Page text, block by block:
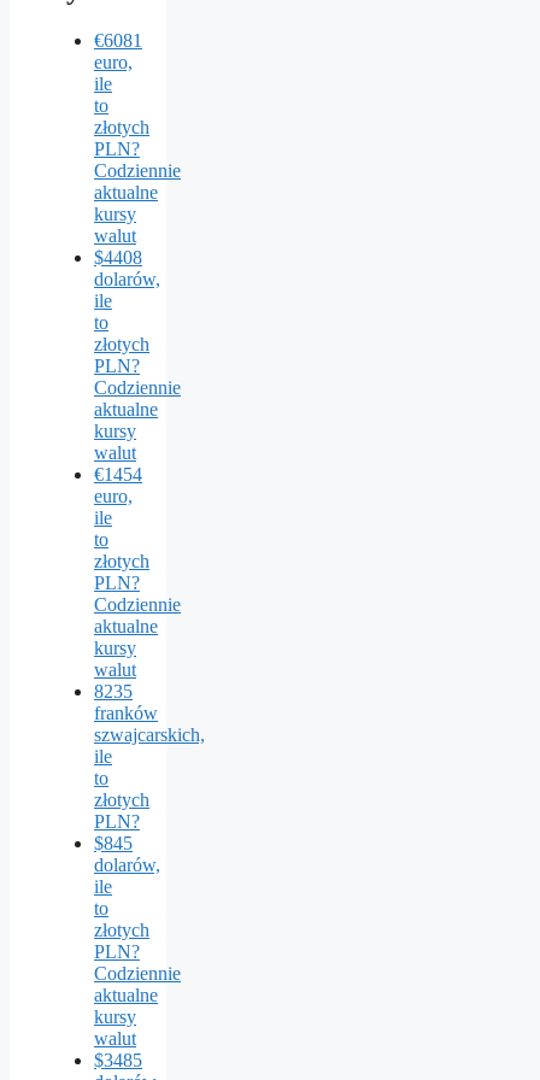
€6081
euro,
ile
to
złotych
PLN?
Codziennie
aktualne
kursy
walut
$4408
dolarów,
ile
to
złotych
PLN?
Codziennie
aktualne
kursy
walut
€1454
euro,
ile
to
złotych
PLN?
Codziennie
aktualne
kursy
walut
8235
franków
szwajcarskich,
ile
to
złotych
PLN?
$845
dolarów,
ile
to
złotych
PLN?
Codziennie
aktualne
kursy
walut
$3485